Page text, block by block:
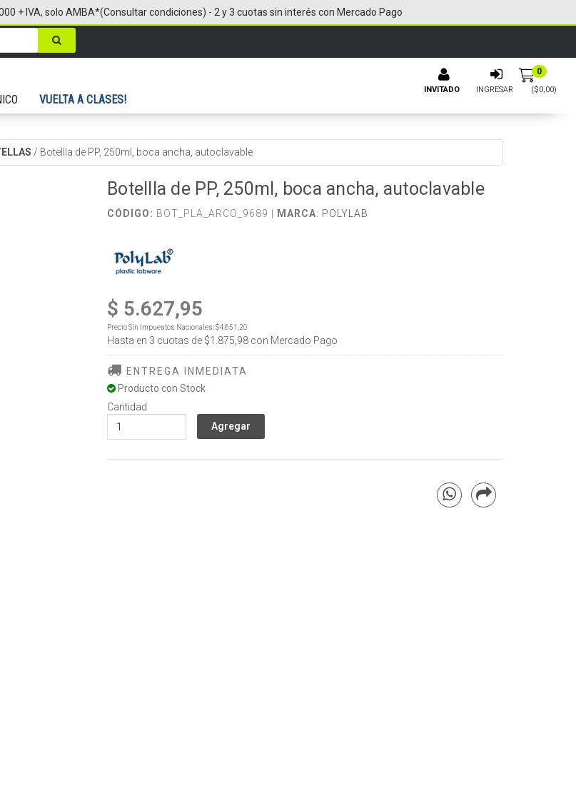
INVITADO INGRESAR
0
($0,00)
VUELTA A CLASES!
+ IVA, solo AMBA*(Consultar condiciones) - 2 y 3 cuotas sin interés con Mercado Pago
/ Botellla de PP, 250ml, boca ancha, autoclavable
Botellla de PP, 250ml, boca ancha, autoclavable
CÓDIGO: BOT_PLA_ARCO_9689 | MARCA: POLYLAB
$ 5.627,95
Precio Sin Impuestos Nacionales:$4.651,20
Hasta en 3 cuotas de $1.875,98 con Mercado Pago
ENTREGA INMEDIATA
Producto con Stock
Cantidad